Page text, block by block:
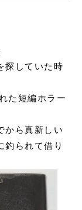
探していた時
た短編ホラー
から真新しい
釣られて借り